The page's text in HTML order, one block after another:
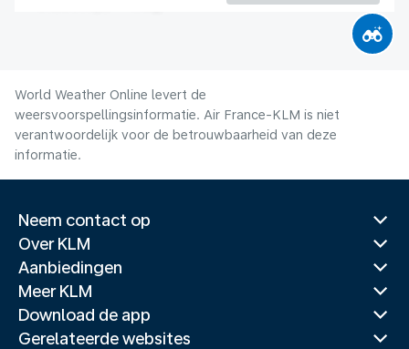
World Weather Online levert de
weersvoorspellingsinformatie. Air France-KLM is niet
verantwoordelijk voor de betrouwbaarheid van deze
informatie.
Neem contact op
Over KLM
Aanbiedingen
Meer KLM
Download de app
Gerelateerde websites